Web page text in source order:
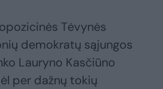
Tėvynės
demokratų sąjungos
Lauryno Kasčiūno
per dažnų tokių